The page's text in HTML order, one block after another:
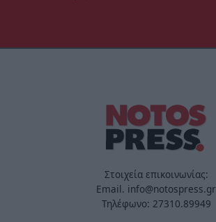
Στοιχεία επικοινωνίας:
Email. info@notospress.gr
Τηλέφωνο: 27310.89949